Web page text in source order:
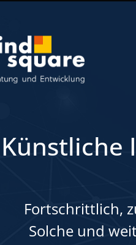
Künstliche
Fortschrittlich,
Solche und